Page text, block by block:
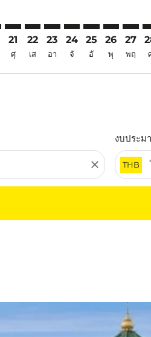
21
ศุ
22
เส
23
อา
24
จั
25
อั
26
พุ
27
พฤ
close
งบประม
THB